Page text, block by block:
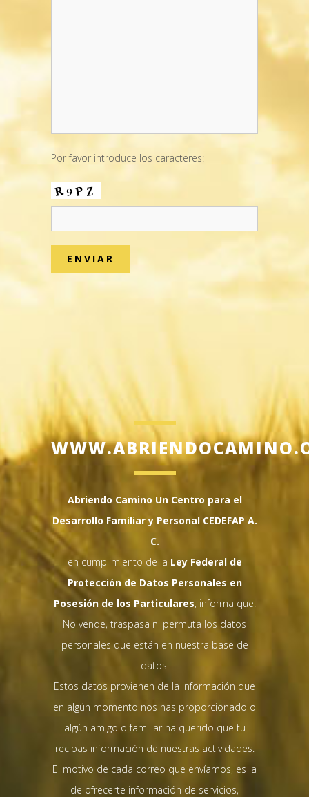
Por favor introduce los caracteres:
Abriendo Camino Un Centro para el
Desarrollo Familiar y Personal CEDEFAP A.
C.
en cumplimiento de la Ley Federal de
Protección de Datos Personales en
Posesión de los Particulares, informa que:
No vende, traspasa ni permuta los datos
personales que están en nuestra base de
datos.
Estos datos provienen de la información que
en algún momento nos has proporcionado o
algún amigo o familiar ha querido que tu
recibas información de nuestras actividades.
El motivo de cada correo que envíamos, es la
de ofrecerte información de servicios,